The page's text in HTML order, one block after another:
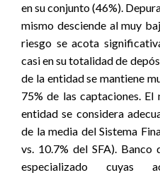
en su conjunto (46%).
mismo desciende al muy
riesgo se acota
casi en su totalidad de
de la entidad se mantiene
75% de las captaciones.
entidad se considera
de la media del Sistema
vs. 10.7% del SFA). Banco
especializado cuyas